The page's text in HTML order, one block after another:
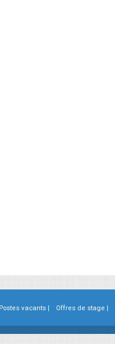
Postes vacants | Offres de stage |